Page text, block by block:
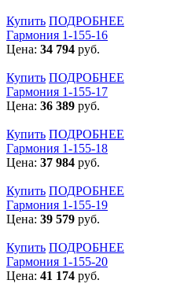
Купить ПОДРОБНЕЕ
Гармония 1-155-16
Цена: 34 794 руб.
Купить ПОДРОБНЕЕ
Гармония 1-155-17
Цена: 36 389 руб.
Купить ПОДРОБНЕЕ
Гармония 1-155-18
Цена: 37 984 руб.
Купить ПОДРОБНЕЕ
Гармония 1-155-19
Цена: 39 579 руб.
Купить ПОДРОБНЕЕ
Гармония 1-155-20
Цена: 41 174 руб.